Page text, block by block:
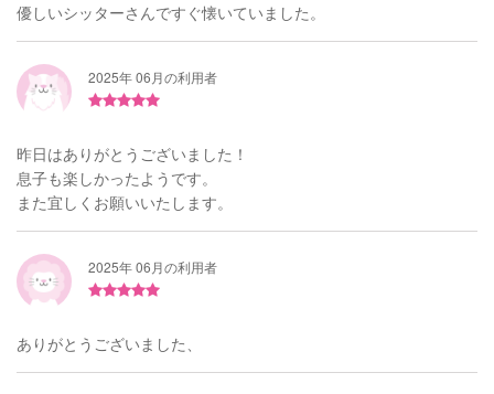
優しいシッターさんですぐ懐いていました。
2025年 06月の利用者
昨日はありがとうございました！
息子も楽しかったようです。
また宜しくお願いいたします。
2025年 06月の利用者
ありがとうございました、